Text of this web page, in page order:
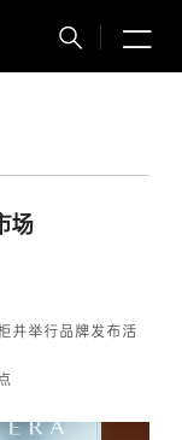
搜
索
场
并举行品牌发布活